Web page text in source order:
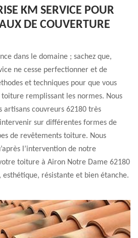
KM SERVICE POUR
DE COUVERTURE
dans le domaine ; sachez que,
ne cesse perfectionner et de
et techniques pour que vous
toiture remplissant les normes. Nous
artisans couvreurs 62180 très
sur différentes formes de
de revêtements toiture. Nous
l’intervention de notre
toiture à Airon Notre Dame 62180
esthétique, résistante et bien étanche.